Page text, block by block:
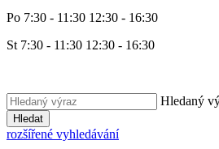
Po 7:30 - 11:30 12:30 - 16:30
St 7:30 - 11:30 12:30 - 16:30
Hledaný
Hledat
rozšířené vyhledávání